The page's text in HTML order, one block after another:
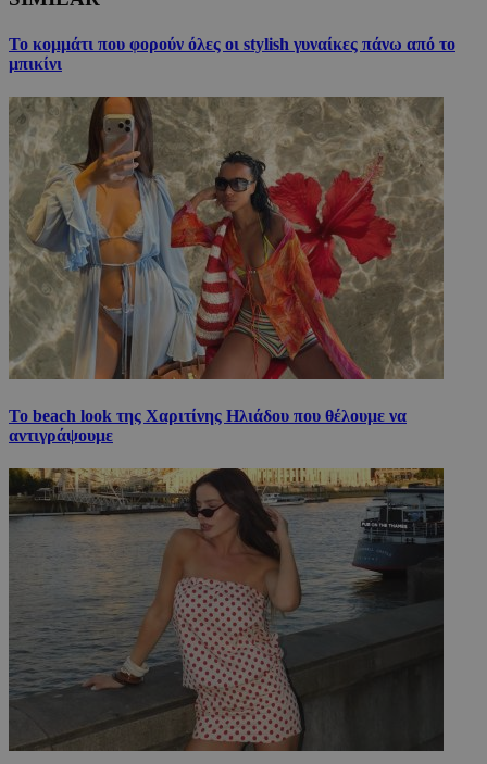
Το κομμάτι που φορούν όλες οι stylish γυναίκες πάνω από το
μπικίνι
Το beach look της Χαριτίνης Ηλιάδου που θέλουμε να
αντιγράψουμε